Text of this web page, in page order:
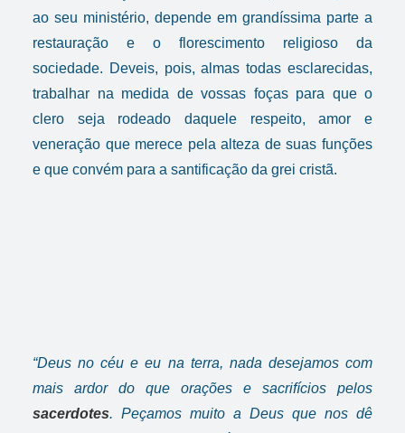
ao seu ministério, depende em grandíssima parte a
restauração e o florescimento religioso da
sociedade. Deveis, pois, almas todas esclarecidas,
trabalhar na medida de vossas foças para que o
clero seja rodeado daquele respeito, amor e
veneração que merece pela alteza de suas funções
e que convém para a santificação da grei cristã.
“Deus no céu e eu na terra, nada desejamos com
mais ardor do que orações e sacrifícios pelos
sacerdotes. Peçamos muito a Deus que nos dê